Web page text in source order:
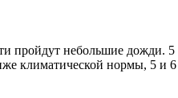
небольшие дожди. 5
климатической нормы, 5